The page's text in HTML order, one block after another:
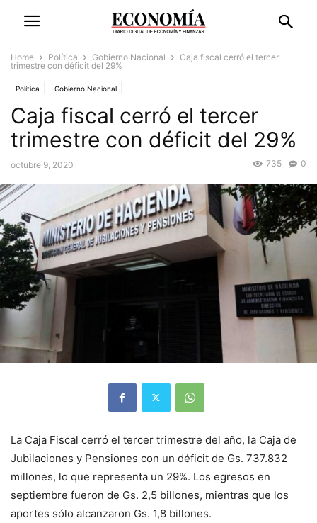
Home Política Gobierno Nacional
Caja fiscal cerró el tercer
trimestre con déficit del 29%
Política Gobierno Nacional
Caja fiscal cerró el tercer
trimestre con déficit del 29%
octubre 9, 2020 0
735
La Caja Fiscal cerró el tercer trimestre del año, la Caja de
Jubilaciones y Pensiones con un déficit de Gs. 737.832
millones, lo que representa un 29%. Los egresos en
septiembre fueron de Gs. 2,5 billones, mientras que los
aportes sólo alcanzaron Gs. 1,8 billones.